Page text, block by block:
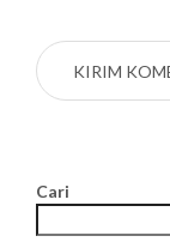
Cari